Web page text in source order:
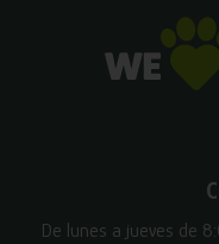
De lunes a jueves de